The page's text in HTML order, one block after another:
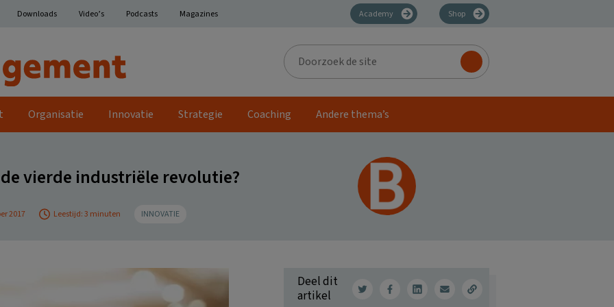
Downloads Video’s Podcasts Magazines Academy Shop
Doorzoek
de
site
Organisatie Innovatie Strategie Coaching Andere thema’s
vierde industriële revolutie?
2017 Leestijd: 3 minuten INNOVATIE
Deel dit
artikel